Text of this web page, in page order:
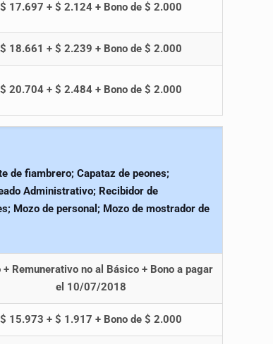
$ 17.697 + $ 2.124 + Bono de $ 2.000
$ 18.661 + $ 2.239 + Bono de $ 2.000
$ 20.704 + $ 2.484 + Bono de $ 2.000
de fiambrero; Capataz de peones;
Administrativo; Recibidor de
Mozo de personal; Mozo de mostrador de
+ Remunerativo no al Básico + Bono a pagar
el 10/07/2018
$ 15.973 + $ 1.917 + Bono de $ 2.000